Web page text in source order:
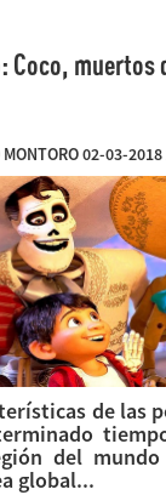
Coco, muertos
MONTORO 02-03-
de las
del
global...